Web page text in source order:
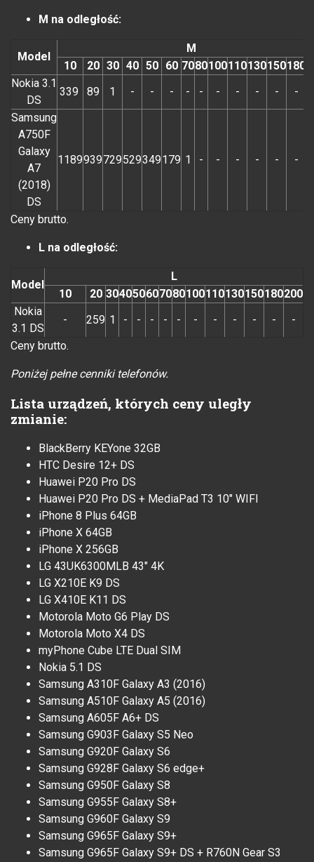
M na odległość:
Model
M
10
20 30 40 50 60 7080100110130150180
Nokia 3.1
DS
339 89 1 - - - - - - - - - -
Samsung
A750F
Galaxy
A7
(2018)
DS
1189939729529349179 1 - - - - - -
Ceny brutto.
L na odległość:
Model
L
10
20 304050607080100110130150180200
Nokia
3.1 DS
- 259 1 - - - - - - - - - -
-
Ceny brutto.
Poniżej pełne cenniki telefonów.
Lista urządzeń, których ceny uległy
zmianie:
BlackBerry KEYone 32GB
HTC Desire 12+ DS
Huawei P20 Pro DS
Huawei P20 Pro DS + MediaPad T3 10" WIFI
iPhone 8 Plus 64GB
iPhone X 64GB
iPhone X 256GB
LG 43UK6300MLB 43" 4K
LG X210E K9 DS
LG X410E K11 DS
Motorola Moto G6 Play DS
Motorola Moto X4 DS
myPhone Cube LTE Dual SIM
Nokia 5.1 DS
Samsung A310F Galaxy A3 (2016)
Samsung A510F Galaxy A5 (2016)
Samsung A605F A6+ DS
Samsung G903F Galaxy S5 Neo
Samsung G920F Galaxy S6
Samsung G928F Galaxy S6 edge+
Samsung G950F Galaxy S8
Samsung G955F Galaxy S8+
Samsung G960F Galaxy S9
Samsung G965F Galaxy S9+
Samsung G965F Galaxy S9+ DS + R760N Gear S3